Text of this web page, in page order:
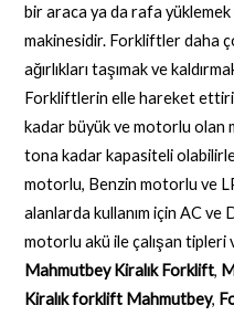
bir araca ya da rafa yüklemek
makinesidir. Forkliftler daha
ağırlıkları taşımak ve
Forkliftlerin elle hareket
kadar büyük ve motorlu olan
tona kadar kapasiteli
motorlu, Benzin motorlu ve
alanlarda kullanım için AC ve
motorlu akü ile çalışan tipleri
Mahmutbey Kiralık Forklift,
Kiralık forklift Mahmutbey,